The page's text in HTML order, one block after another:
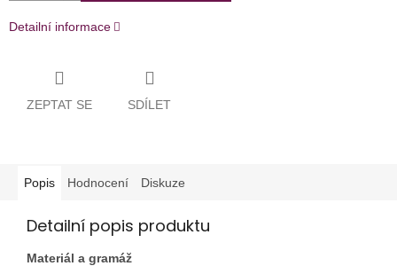
Detailní informace
ZEPTAT SE SDÍLET
Popis Hodnocení Diskuze
Detailní popis produktu
Materiál a gramáž